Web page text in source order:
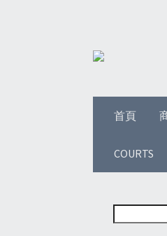
首頁
COURTS